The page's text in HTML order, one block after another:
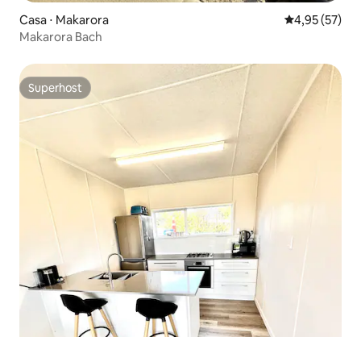
Casa ⋅ Makarora 4,95 de uma
4,95 (57)
Makarora Bach
Superhost
Superhost